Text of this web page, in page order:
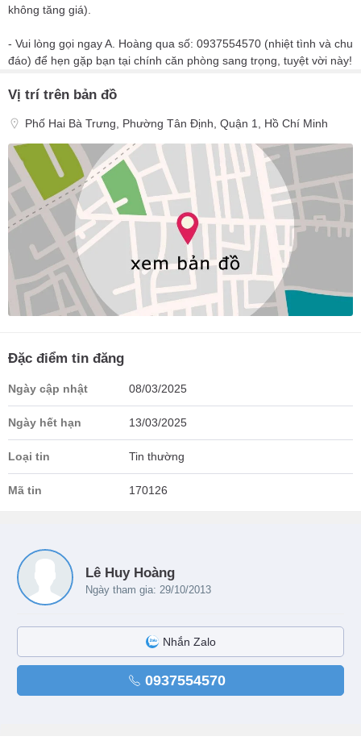
không tăng giá).
- Vui lòng gọi ngay A. Hoàng qua số: 0937554570 (nhiệt tình và chu
đáo) để hẹn gặp bạn tại chính căn phòng sang trọng, tuyệt vời này!
Vị trí trên bản đồ
Phố Hai Bà Trưng, Phường Tân Định, Quận 1, Hồ Chí Minh
Đặc điểm tin đăng
Ngày cập nhật 08/03/2025
Ngày hết hạn 13/03/2025
Loại tin Tin thường
Mã tin 170126
Lê Huy Hoàng
Ngày tham gia: 29/10/2013
Nhắn Zalo
0937554570